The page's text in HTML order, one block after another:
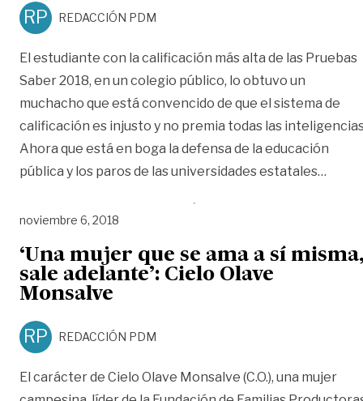
RP REDACCIÓN PDM
El estudiante con la calificación más alta de las Pruebas
Saber 2018, en un colegio público, lo obtuvo un
muchacho que está convencido de que el sistema de
calificación es injusto y no premia todas las
Ahora que está en boga la defensa de la educación
pública y los paros de las universidades estatales…
noviembre 6, 2018
‘Una mujer que se ama a sí
sale adelante’: Cielo Olave
Monsalve
RP REDACCIÓN PDM
El carácter de Cielo Olave Monsalve (C.O.), una mujer